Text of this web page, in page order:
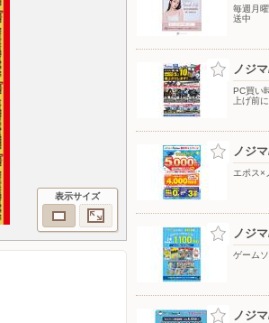
表示サイズ
毎週月
送中
ノジ
PC買い
上げ前
ノジ
エポス×
ノジ
ゲーム
ノジ